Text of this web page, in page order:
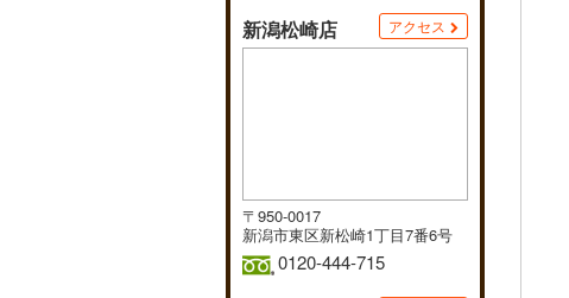
新潟松崎店 アクセス
〒950-0017
新潟市東区新松崎1丁目7番6号
0120-444-715